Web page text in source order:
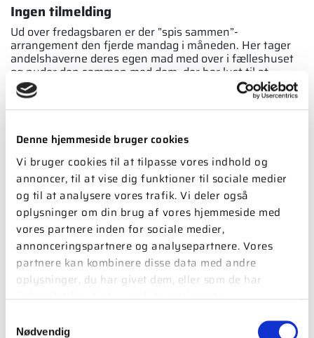
Denne hjemmeside bruger cookies
Vi bruger cookies til at tilpasse vores indhold og
annoncer, til at vise dig funktioner til sociale medier
og til at analysere vores trafik. Vi deler også
oplysninger om din brug af vores hjemmeside med
vores partnere inden for sociale medier,
annonceringspartnere og analysepartnere. Vores
partnere kan kombinere disse data med andre
oplysninger, du har givet dem, eller som de har
Nødvendig
Ingen tilmelding
Ud over fredagsbaren er der ”spis sam­men”-
arrangement den fjerde mandag i måne­den. Her tager
andelshaverne deres egen mad med over i fælleshuset
og nyder den sammen med dem, der har lyst til at
deltage. Fælles for fredagsbaren og ”spis sammen” er, at
der ikke er tilmelding til arrangementerne. Man møder
bare op, og det gør cirka 15 af de 25 andelsha­vere hver
– Det er ikke alle, der har lyst til at spise sammen med
andre, og det er selvfølgelig helt fint. Idéen med
fredagsbaren og ”spis sammen”-arrangementerne er
netop, at de er uforpligtende, siger Peter Søndergaard.
Det er bestyrelsen, der står bag de forholds­vis nye
initiativer med aktiviteter uden til­melding. Desuden har
andelsboligforeningen et aktivitetsudvalg, der afvikler
nogle årligt tilbagevendende aktiviteter med tilmelding,
fx: bankoaften med spisning, påskefrokost, arbejdsdag,
udflugt i maj, andelsboligfor­eningens fødselsdag i
måneden indkalder bestyrelsen desuden til fællesmøde
i fælleshuset, hvor stort og småt bliver vendt.